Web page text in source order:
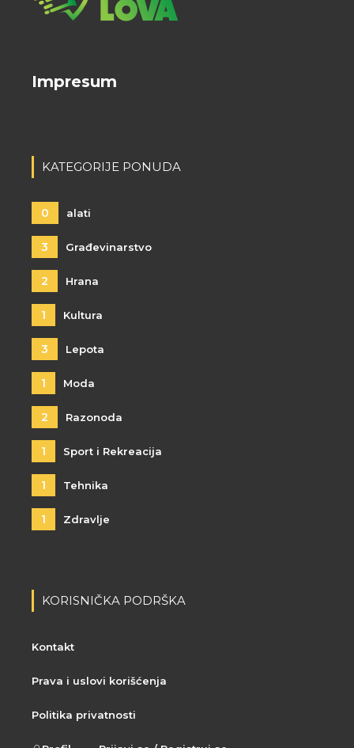
Impresum
KATEGORIJE PONUDA
0 alati
3 Građevinarstvo
2 Hrana
1 Kultura
3 Lepota
1 Moda
2 Razonoda
1 Sport i Rekreacija
1 Tehnika
1 Zdravlje
KORISNIČKA PODRŠKA
Kontakt
Prava i uslovi korišćenja
Politika privatnosti